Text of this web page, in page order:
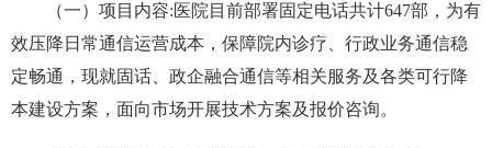
新闻中心
教学科研
（一）项目内容:医院目前部署固定电话共计647部，为有
效压降日常通信运营成本，保障院内诊疗、行政业务通信稳
定畅通，现就固话、政企融合通信等相关服务及各类可行降
本建设方案，面向市场开展技术方案及报价咨询。